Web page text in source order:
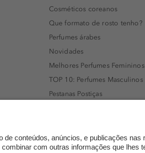
Cosméticos coreanos
Que formato de rosto tenho?
Perfumes árabes
Novidades
Melhores Perfumes Femininos
TOP 10: Perfumes Masculinos
Pestanas Postiças
Rímel colorido
Embalagens Sustentáveis